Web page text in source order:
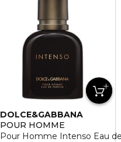
DOLCE&GABBANA
POUR HOMME
Pour Homme Intenso Eau